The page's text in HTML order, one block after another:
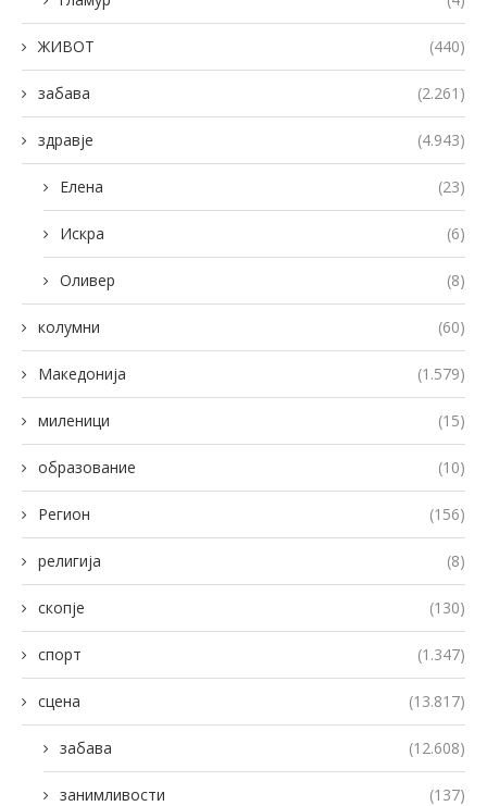
ЖИВОТ (440)
забава (2.261)
здравје (4.943)
Елена (23)
Искра (6)
Оливер (8)
колумни (60)
Македонија (1.579)
миленици (15)
образование (10)
Регион (156)
религија (8)
скопје (130)
спорт (1.347)
сцена (13.817)
забава (12.608)
занимливости (137)